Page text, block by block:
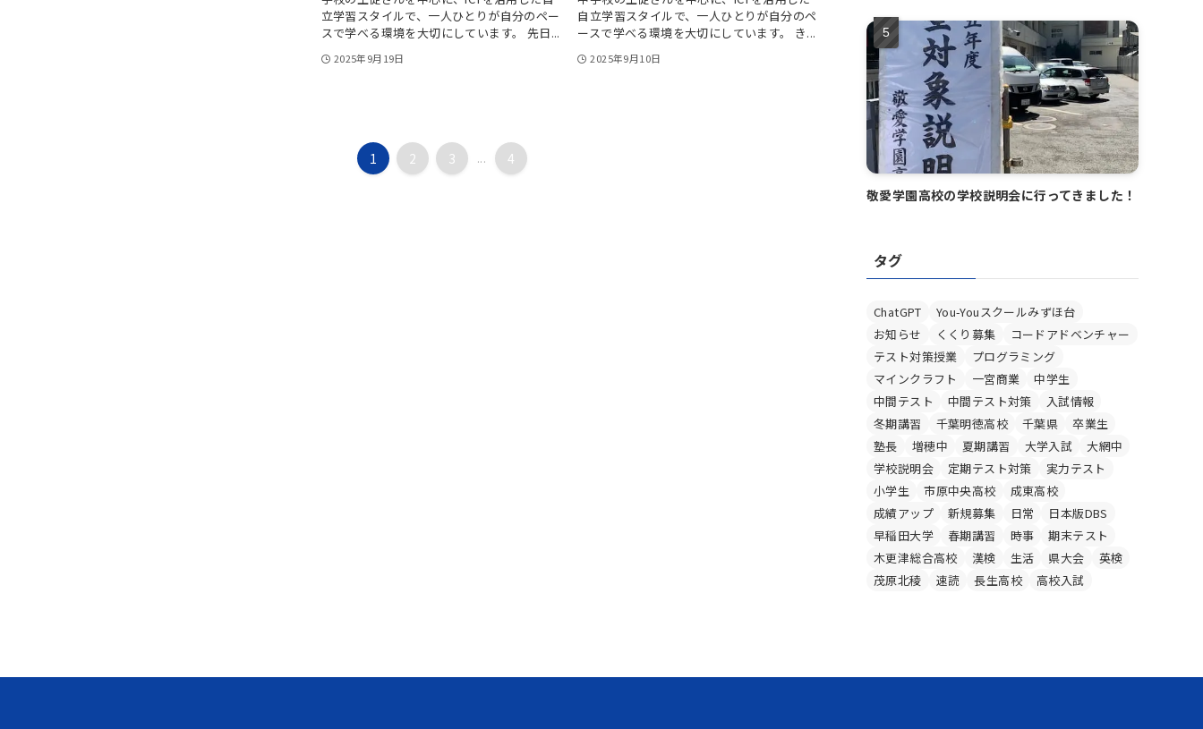
立学習スタイルで、一人ひとりが自分のペー
スで学べる環境を大切にしています。 先日...
2025年9月19日
自立学習スタイルで、一人ひとりが自分のペ
ースで学べる環境を大切にしています。 き...
2025年9月10日
1 2 3 ... 4
敬愛学園高校の学校説明会に行ってきました！
タグ
ChatGPT
You-Youスクールみずほ台
お知らせ
くくり募集
コードアドベンチャー
テスト対策授業
プログラミング
マインクラフト
一宮商業
中学生
中間テスト
中間テスト対策
入試情報
冬期講習
千葉明徳高校 千葉県
卒業生
塾長
増穂中 夏期講習 大学入試
大網中
学校説明会
定期テスト対策
実力テスト
小学生
市原中央高校
成東高校
成績アップ
新規募集 日常
日本版DBS
早稲田大学
春期講習 時事
期末テスト
木更津総合高校
漢検 生活 県大会
英検
茂原北稜
速読 長生高校 高校入試